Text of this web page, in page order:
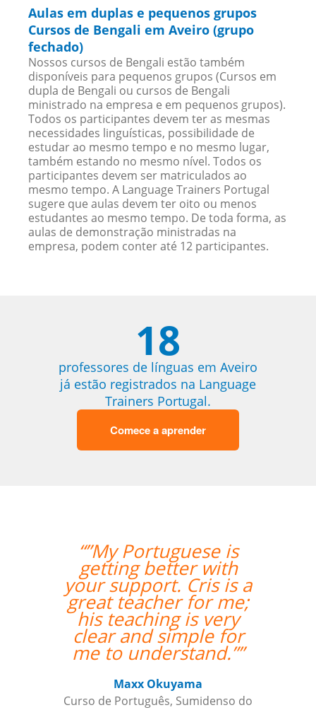
Aulas em duplas e pequenos grupos
Cursos de Bengali em Aveiro (grupo
fechado)
Nossos cursos de Bengali estão também
disponíveis para pequenos grupos (Cursos em
dupla de Bengali ou cursos de Bengali
ministrado na empresa e em pequenos grupos).
Todos os participantes devem ter as mesmas
necessidades linguísticas, possibilidade de
estudar ao mesmo tempo e no mesmo lugar,
também estando no mesmo nível. Todos os
participantes devem ser matriculados ao
mesmo tempo. A Language Trainers Portugal
sugere que aulas devem ter oito ou menos
estudantes ao mesmo tempo. De toda forma, as
aulas de demonstração ministradas na
empresa, podem conter até 12 participantes.
18
professores de línguas em Aveiro
já estão registrados na Language
Trainers Portugal.
Comece a aprender
“”My Portuguese is
getting better with
your support. Cris is a
great teacher for me;
his teaching is very
clear and simple for
me to understand.””
Maxx Okuyama
Curso de Português, Sumidenso do